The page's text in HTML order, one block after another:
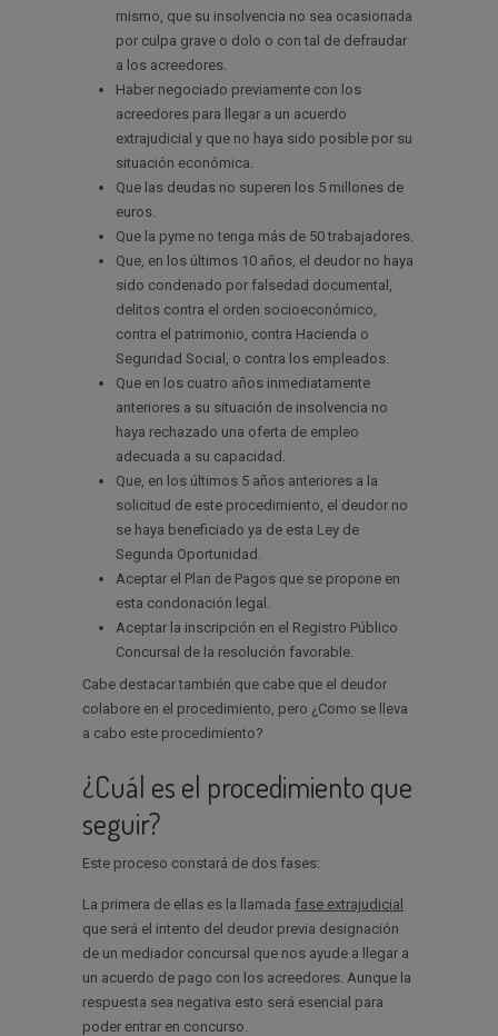
mismo, que su insolvencia no sea ocasionada
por culpa grave o dolo o con tal de defraudar
a los acreedores.
Haber negociado previamente con los
acreedores para llegar a un acuerdo
extrajudicial y que no haya sido posible por su
situación económica.
Que las deudas no superen los 5 millones de
euros.
Que la pyme no tenga más de 50 trabajadores.
Que, en los últimos 10 años, el deudor no haya
sido condenado por falsedad documental,
delitos contra el orden socioeconómico,
contra el patrimonio, contra Hacienda o
Seguridad Social, o contra los empleados.
Que en los cuatro años inmediatamente
anteriores a su situación de insolvencia no
haya rechazado una oferta de empleo
adecuada a su capacidad.
Que, en los últimos 5 años anteriores a la
solicitud de este procedimiento, el deudor no
se haya beneficiado ya de esta Ley de
Segunda Oportunidad.
Aceptar el Plan de Pagos que se propone en
esta condonación legal.
Aceptar la inscripción en el Registro Público
Concursal de la resolución favorable.
Cabe destacar también que cabe que el deudor
colabore en el procedimiento, pero ¿Como se lleva
a cabo este procedimiento?
¿Cuál es el procedimiento que
seguir?
Este proceso constará de dos fases:
La primera de ellas es la llamada fase extrajudicial
que será el intento del deudor previa designación
de un mediador concursal que nos ayude a llegar a
un acuerdo de pago con los acreedores. Aunque la
respuesta sea negativa esto será esencial para
poder entrar en concurso.